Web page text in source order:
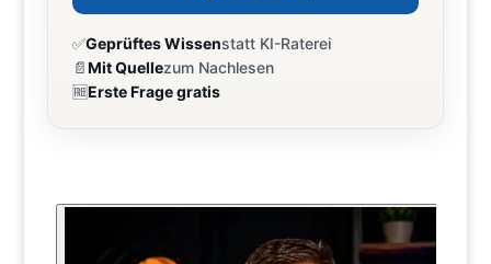
✅Geprüftes Wissenstatt KI-Raterei
📄Mit Quellezum Nachlesen
🆓Erste Frage gratis